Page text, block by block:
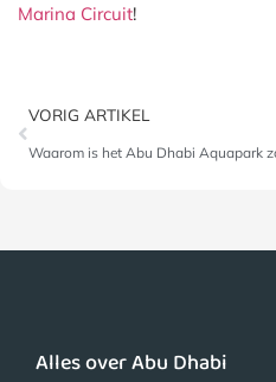
Marina Circuit!
VORIG ARTIKEL
Waarom is het Abu Dhabi Aquapark
Alles over Abu Dhabi